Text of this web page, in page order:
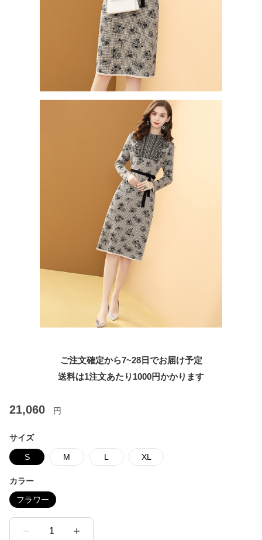
ご注文確定から7~28日でお届け予定
送料は1注文あたり 1000円かかります
21,060 円
サイズ
S M L XL
カラー
フラワー
1